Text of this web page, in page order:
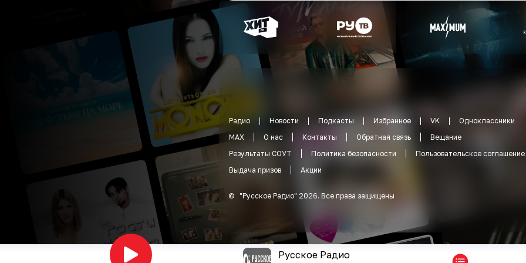
Радио Новости Подкасты Избранное VK
Одноклассники
MAX
О нас Контакты Обратная связь
Вещание
Результаты СОУТ
Политика безопасности
Пользовательское соглашение
Выдача призов
Акции
© "Русское Радио" 2026. Все права защищены
Русское Радио